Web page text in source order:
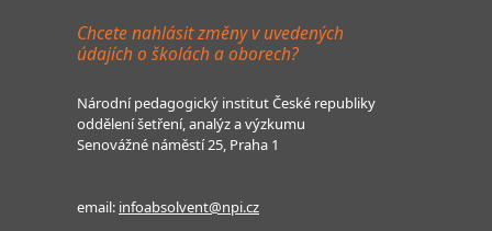
Chcete nahlásit změny v uvedených
údajích o školách a oborech?
Národní pedagogický institut České republiky
oddělení šetření, analýz a výzkumu
Senovážné náměstí 25, Praha 1
email: infoabsolvent@npi.cz